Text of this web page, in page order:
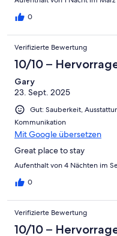
0
Verifizierte Bewertung
10/10 –
Gary
23. Sept. 2025
Gut: Sauberkeit,
Kommunikation
Mit Google übersetzen
Great place to stay
Aufenthalt von 4 Nächten im
0
Verifizierte Bewertung
10/10 –